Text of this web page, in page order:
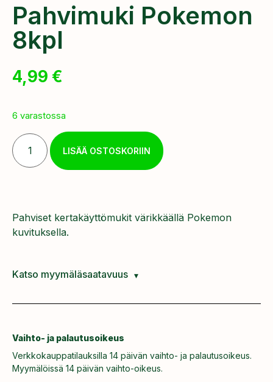
Pahvimuki Pokemon
8kpl
4,99 €
6 varastossa
LISÄÄ OSTOSKORIIN
Pahviset kertakäyttömukit värikkäällä Pokemon
kuvituksella.
Katso myymäläsaatavuus
Vaihto- ja palautusoikeus
Verkkokauppatilauksilla 14 päivän vaihto- ja palautusoikeus.
Myymälöissä 14 päivän vaihto-oikeus.